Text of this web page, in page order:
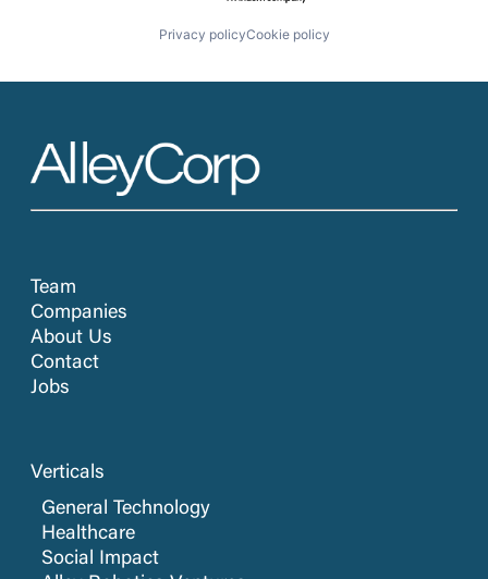
Privacy policyCookie policy
Team
Companies
About Us
Contact
Jobs
Verticals
General Technology
Healthcare
Social Impact